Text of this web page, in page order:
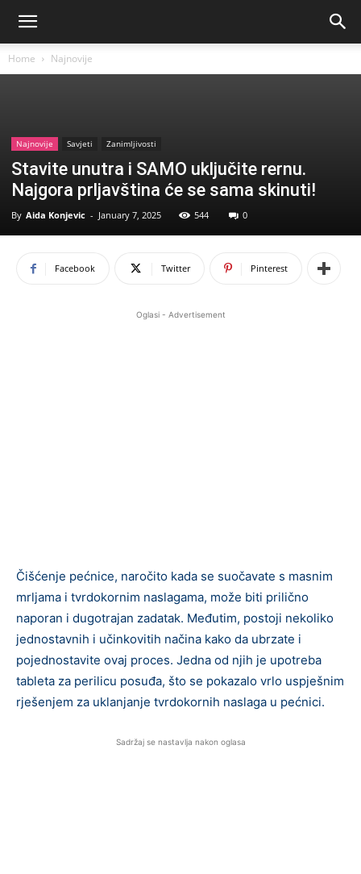
Home Najnovije
Najnovije Savjeti Zanimljivosti
Stavite unutra i SAMO uključite rernu.
Najgora prljavština će se sama skinuti!
By Aida Konjevic - January 7, 2025 544 0
Facebook Twitter Pinterest
Oglasi - Advertisement
Čišćenje pećnice, naročito kada se suočavate s masnim
mrljama i tvrdokornim naslagama, može biti prilično
naporan i dugotrajan zadatak. Međutim, postoji nekoliko
jednostavnih i učinkovitih načina kako da ubrzate i
pojednostavite ovaj proces. Jedna od njih je upotreba
tableta za perilicu posuđa, što se pokazalo vrlo uspješnim
rješenjem za uklanjanje tvrdokornih naslaga u pećnici.
Sadržaj se nastavlja nakon oglasa